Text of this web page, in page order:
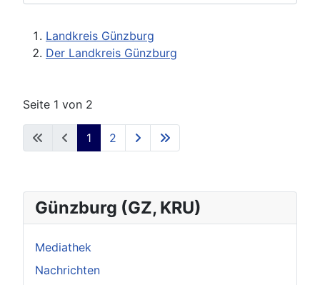
Landkreis Günzburg
Der Landkreis Günzburg
Seite 1 von 2
1 2
Günzburg (GZ, KRU)
Mediathek
Nachrichten